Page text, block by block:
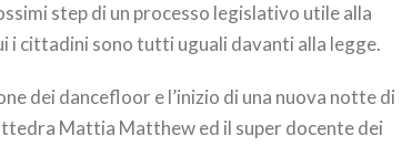
step di un processo legislativo utile alla
i cittadini sono tutti uguali davanti alla legge.
dei dancefloor e l’inizio di una nuova notte di
Mattia Matthew ed il super docente dei